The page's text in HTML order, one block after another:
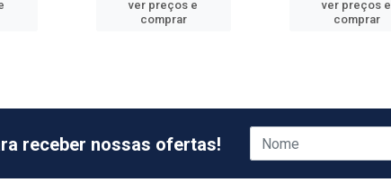
ver preços e
comprar
ver preços e
comprar
receber nossas ofertas!